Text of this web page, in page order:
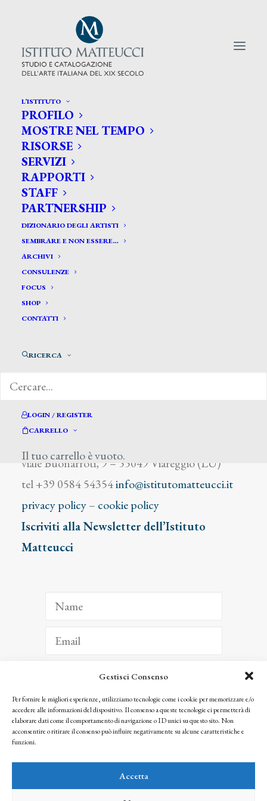
Gestisci Consenso
Per fornire le migliori esperienze, utilizziamo tecnologie come i cookie per memorizzare e/o
accedere alle informazioni del dispositivo. Il consenso a queste tecnologie ci permetterà di
elaborare dati come il comportamento di navigazione o ID unici su questo sito. Non
acconsentire o ritirare il consenso può influire negativamente su alcune caratteristiche e
funzioni.
Accetta
L’ISTITUTO
PROFILO
MOSTRE NEL TEMPO
RISORSE
SERVIZI
RAPPORTI
STAFF
PARTNERSHIP
DIZIONARIO DEGLI ARTISTI
SEMBRARE E NON ESSERE…
ARCHIVI
CONSULENZE
FOCUS
SHOP
CONTATTI
RICERCA
LOGIN / REGISTER
CARRELLO
Il tuo carrello è vuoto.
CERCA TRA GLI ARTISTI:
Search
for:
Mazzocchi Guido
viale Buonarroti, 9 – 55049 Viareggio (LU)
tel +39 0584 54354info@istitutomatteucci.it
privacy policy– cookie policy
Iscriviti alla Newsletter dell’Istituto
Matteucci
ISCRIVITI
Facendo clic per iscriverti, riconosci che le tue informazioni saranno trattate
seguendo la nostra Privacy Policy
© 2025 Istituto Matteucci. All right reserved
l’autorizzazione scritta dei proprietari dei diritti e dell’Istituto Matteucci